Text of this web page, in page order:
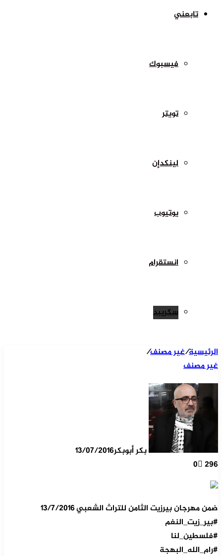
تابعني
فيسبوك
تويتر
لينكدإن
يوتيوب
انستقرام
سكريبد
الرئيسية/غير مصنف/
غير مصنف
بكر أبوبكر13/07/2016
0 296
ضمن مهرجان بيرزيت الثامن للتراث الشعبي ١٣/٧/٢٠١٦
#بير_زيت_النغم
#فلسطين_لنا
#رام_الله_البهجة